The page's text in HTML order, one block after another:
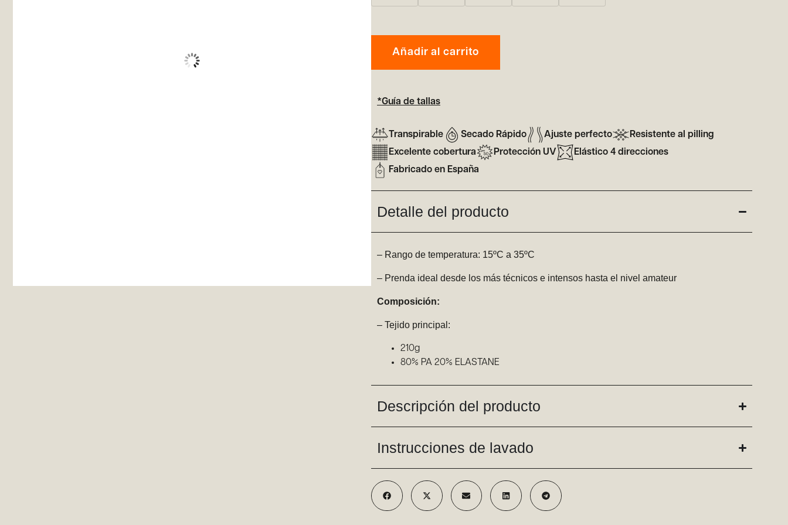
Añadir al carrito
*Guía de tallas
Transpirable Secado Rápido Ajuste perfecto
Resistente al pilling
Excelente cobertura
Protección UV
Elástico 4 direcciones
Fabricado en España
Detalle del producto
– Rango de temperatura: 15ºC a 35ºC
– Prenda ideal desde los más técnicos e intensos hasta el nivel amateur
Composición:
– Tejido principal:
210g
80% PA 20% ELASTANE
Descripción del producto
Instrucciones de lavado